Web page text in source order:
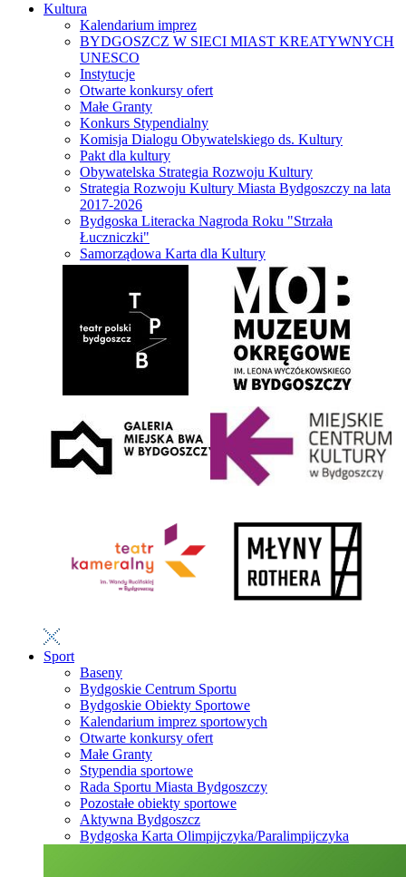
Kultura
Kalendarium imprez
BYDGOSZCZ W SIECI MIAST KREATYWNYCH
UNESCO
Instytucje
Otwarte konkursy ofert
Małe Granty
Konkurs Stypendialny
Komisja Dialogu Obywatelskiego ds. Kultury
Pakt dla kultury
Obywatelska Strategia Rozwoju Kultury
Strategia Rozwoju Kultury Miasta Bydgoszczy na lata
2017-2026
Bydgoska Literacka Nagroda Roku "Strzała
Łuczniczki"
Samorządowa Karta dla Kultury
Sport
Baseny
Bydgoskie Centrum Sportu
Bydgoskie Obiekty Sportowe
Kalendarium imprez sportowych
Otwarte konkursy ofert
Małe Granty
Stypendia sportowe
Rada Sportu Miasta Bydgoszczy
Pozostałe obiekty sportowe
Aktywna Bydgoszcz
Bydgoska Karta Olimpijczyka/Paralimpijczyka